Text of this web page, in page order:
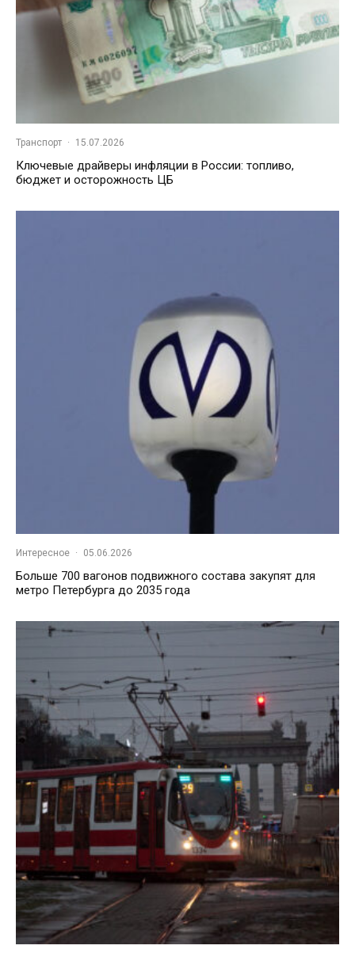
Транспорт · 15.07.2026
Ключевые драйверы инфляции в России: топливо,
бюджет и осторожность ЦБ
Интересное · 05.06.2026
Больше 700 вагонов подвижного состава закупят для
метро Петербурга до 2035 года